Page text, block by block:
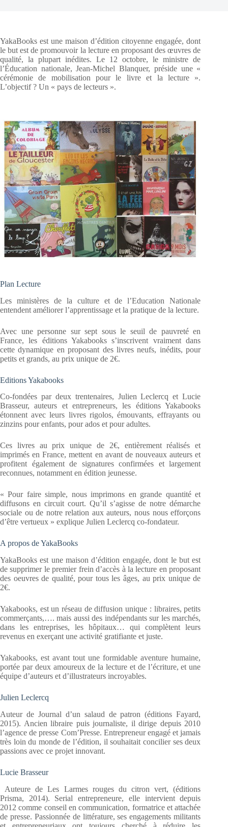
YakaBooks est une maison d’édition citoyenne engagée, dont
le but est de promouvoir la lecture en proposant des œuvres de
qualité, la plupart inédites. Le 12 octobre, le ministre de
l’Éducation nationale, Jean-Michel Blanquer, préside une «
cérémonie de mobilisation pour le livre et la lecture ».
L’objectif ? Un « pays de lecteurs ».
Plan Lecture
Les ministères de la culture et de l’Education Nationale
entendent améliorer l’apprentissage et la pratique de la lecture.
Avec une personne sur sept sous le seuil de pauvreté en
France, les éditions Yakabooks s’inscrivent vraiment dans
cette dynamique en proposant des livres neufs, inédits, pour
petits et grands, au prix unique de 2€.
Editions Yakabooks
Co-fondées par deux trentenaires, Julien Leclercq et Lucie
Brasseur, auteurs et entrepreneurs, les éditions Yakabooks
étonnent avec leurs livres rigolos, émouvants, effrayants ou
zinzins pour enfants, pour ados et pour adultes.
Ces livres au prix unique de 2€, entièrement réalisés et
imprimés en France, mettent en avant de nouveaux auteurs et
profitent également de signatures confirmées et largement
reconnues, notamment en édition jeunesse.
« Pour faire simple, nous imprimons en grande quantité et
diffusons en circuit court. Qu’il s’agisse de notre démarche
sociale ou de notre relation aux auteurs, nous nous efforçons
d’être vertueux » explique Julien Leclercq co-fondateur.
A propos de YakaBooks
YakaBooks est une maison d’édition engagée, dont le but est
de supprimer le premier frein d’accès à la lecture en proposant
des oeuvres de qualité, pour tous les âges, au prix unique de
2€.
Yakabooks, est un réseau de diffusion unique : libraires, petits
commerçants,…. mais aussi des indépendants sur les marchés,
dans les entreprises, les hôpitaux… qui complètent leurs
revenus en exerçant une activité gratifiante et juste.
Yakabooks, est avant tout une formidable aventure humaine,
portée par deux amoureux de la lecture et de l’écriture, et une
équipe d’auteurs et d’illustrateurs incroyables.
Julien Leclercq
Auteur de Journal d’un salaud de patron (éditions Fayard,
2015). Ancien libraire puis journaliste, il dirige depuis 2010
l’agence de presse Com’Presse. Entrepreneur engagé et jamais
très loin du monde de l’édition, il souhaitait concilier ses deux
passions avec ce projet innovant.
Lucie Brasseur
Auteure de Les Larmes rouges du citron vert, (éditions
Prisma, 2014). Serial entrepreneure, elle intervient depuis
2012 comme conseil en communication, formatrice et attachée
de presse. Passionnée de littérature, ses engagements militants